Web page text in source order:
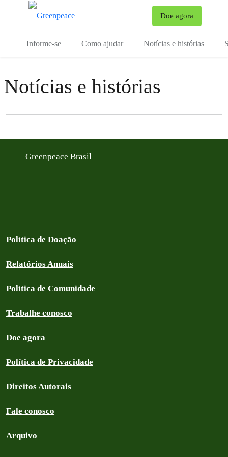
Doe agora
Informe-se Como ajudar Notícias e histórias
Notícias e histórias
Filter posts
Greenpeace Brasil
Política de Doação
Relatórios Anuais
Política de Comunidade
Trabalhe conosco
Doe agora
Política de Privacidade
Direitos Autorais
Fale conosco
Arquivo